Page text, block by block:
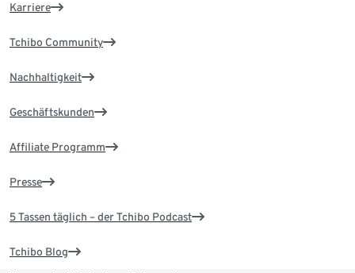
Karriere
Tchibo Community
Nachhaltigkeit
Geschäftskunden
Affiliate Programm
Presse
5 Tassen täglich – der Tchibo Podcast
Tchibo Blog